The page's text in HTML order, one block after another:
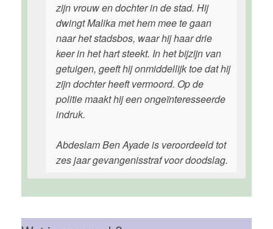
zijn vrouw en dochter in de stad. Hij
dwingt Malika met hem mee te gaan
naar het stadsbos, waar hij haar drie
keer in het hart steekt. In het bijzijn van
getuigen, geeft hij onmiddellijk toe dat hij
zijn dochter heeft vermoord. Op de
politie maakt hij een ongeïnteresseerde
indruk.
Abdeslam Ben Ayade is veroordeeld tot
zes jaar gevangenisstraf voor doodslag.